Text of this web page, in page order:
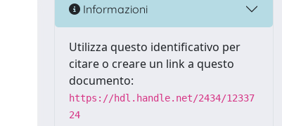
Informazioni
Utilizza questo identificativo per
citare o creare un link a questo
documento:
https://hdl.handle.net/2434/12337
24